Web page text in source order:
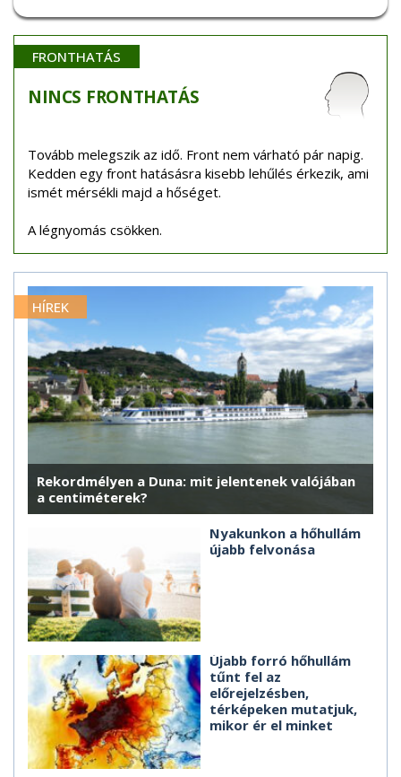
FRONTHATÁS
NINCS FRONTHATÁS
Tovább melegszik az idő. Front nem várható pár napig.
Kedden egy front hatásásra kisebb lehűlés érkezik, ami
ismét mérsékli majd a hőséget.
A légnyomás csökken.
HÍREK
Rekordmélyen a Duna: mit jelentenek valójában
a centiméterek?
Nyakunkon a hőhullám
újabb felvonása
Újabb forró hőhullám
tűnt fel az
előrejelzésben,
térképeken mutatjuk,
mikor ér el minket